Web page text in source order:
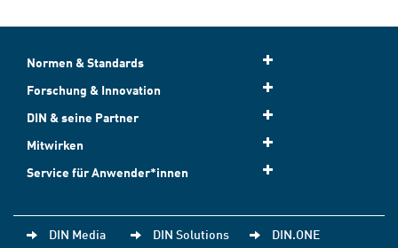
Normen & Standards
Forschung & Innovation
DIN & seine Partner
Mitwirken
Service für Anwender*innen
DIN Media DIN Solutions DIN.ONE